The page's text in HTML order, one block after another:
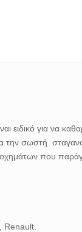
ειδικόγια να
την σωστή
που
Renault.